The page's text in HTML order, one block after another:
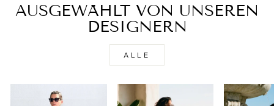
AUSGEWÄHLT VON UNSEREN
DESIGNERN
ALLE